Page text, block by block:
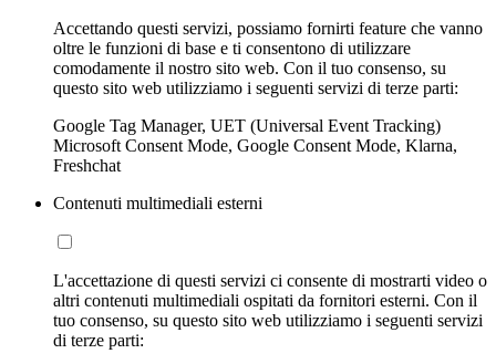
Accettando questi servizi, possiamo fornirti feature che vanno
oltre le funzioni di base e ti consentono di utilizzare
comodamente il nostro sito web. Con il tuo consenso, su
questo sito web utilizziamo i seguenti servizi di terze parti:
Google Tag Manager, UET (Universal Event Tracking)
Microsoft Consent Mode, Google Consent Mode, Klarna,
Freshchat
Contenuti multimediali esterni
L'accettazione di questi servizi ci consente di mostrarti video o
altri contenuti multimediali ospitati da fornitori esterni. Con il
tuo consenso, su questo sito web utilizziamo i seguenti servizi
di terze parti: